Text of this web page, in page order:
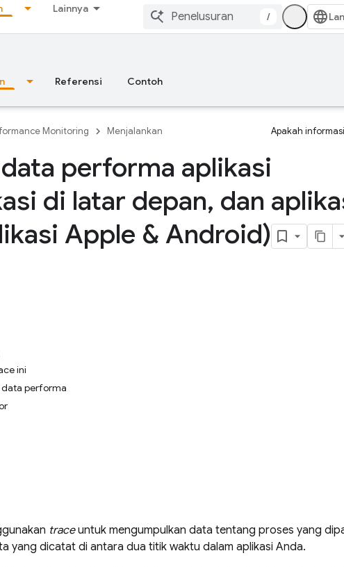
Lainnya
/
Referensi Contoh
Monitoring Menjalankan Apakah
data performa aplikasi
di latar depan, dan
Apple & Android)
ini
data performa
traceuntuk mengumpulkan data tentang proses yang
yang dicatat di antara dua titik waktu dalam aplikasi Anda.